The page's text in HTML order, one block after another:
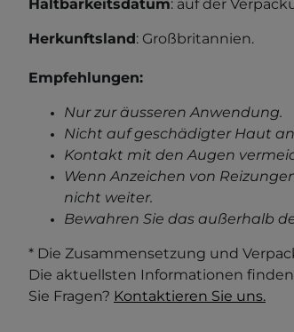
Haltbarkeitsdatum: auf der
Herkunftsland: Großbritannien.
Empfehlungen:
Nur zur äusseren Anwendung.
Nicht auf geschädigter Haut
Kontakt mit den Augen
Wenn Anzeichen von
nicht weiter.
Bewahren Sie das außerhalb
* Die Zusammensetzung und
Die aktuellsten Informationen
Sie Fragen? Kontaktieren Sie uns.